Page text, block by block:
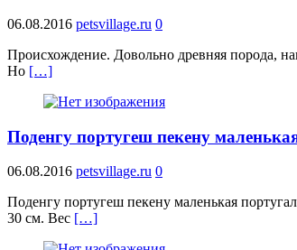
06.08.2016 petsvillage.ru 0
Происхождение. Довольно древняя порода,
Но […]
Поденгу португеш пекену
06.08.2016 petsvillage.ru 0
Поденгу португеш пекену маленькая
30 см. Вес […]